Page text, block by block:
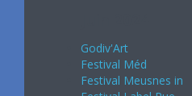
Godiv'Art
Festival Méd
Festival Meusnes in